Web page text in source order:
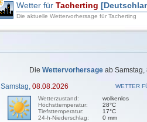
Wetter für Tacherting
Die aktuelle Wettervorhersage für Tacherting
Die Wettervorhersage ab Samstag,
Samstag, 08.08.2026
WETTER
Wetterzustand:
Höchsttemperatur:
Tiefsttemperatur:
24-h-Niederschlag:
wolkenlos
28°C
17°C
0 mm